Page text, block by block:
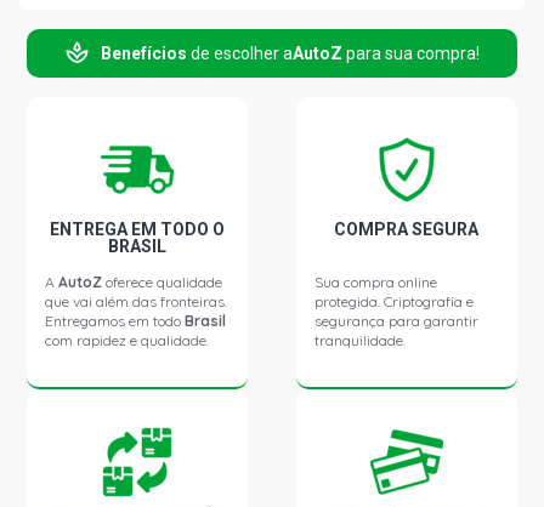
MONZA SLE SEDAN 1.8 8V GASOLINA (1983 - 1989)
MONZA SE CLASSIC SEDAN 2.0 8V GASOLINA (1985 -
MONZA SLE SEDAN 2.0 8V GASOLINA (1984 - 1990)
Benefícios de escolher aAutoZ para sua compra!
ENTREGA EM TODO O
BRASIL
AAutoZ oferece qualidade
que vai além das fronteiras.
Entregamos em todoBrasil
com rapidez e qualidade.
COMPRA SEGURA
Sua compra online
protegida. Criptografia e
segurança para garantir
tranquilidade.